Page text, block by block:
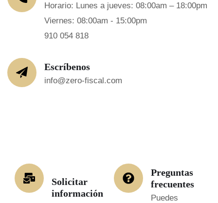
Horario: Lunes a jueves: 08:00am – 18:00pm
Viernes: 08:00am - 15:00pm
910 054 818
Escríbenos
info@zero-fiscal.com
Solicitar
información
Preguntas
frecuentes
Puedes